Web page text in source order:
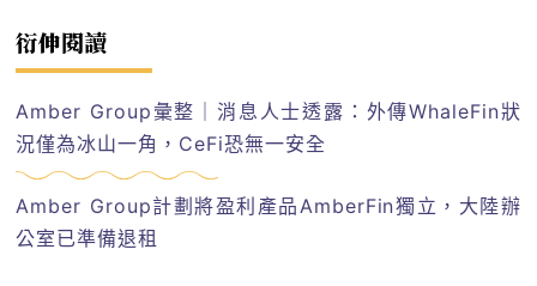
衍伸閱讀
Amber Group彙整｜消息人士透露：外傳WhaleFin狀
況僅為冰山一角，CeFi恐無一安全
Amber Group計劃將盈利產品AmberFin獨立，大陸辦
公室已準備退租